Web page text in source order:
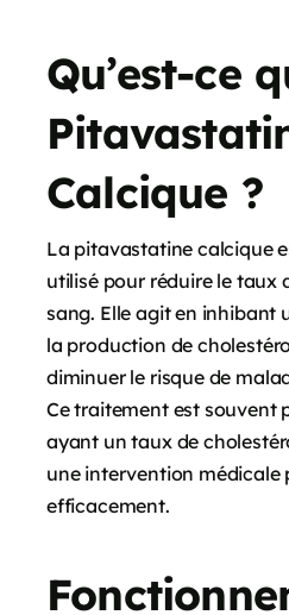
Qu’est-ce
Calcique ?
La pitavastatine calcique
utilisé pour réduire le taux
sang. Elle agit en inhibant
la production de
diminuer le risque de
Ce traitement est souvent
ayant un taux de
une intervention médicale
efficacement.